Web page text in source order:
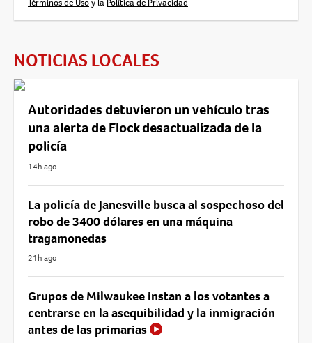
NOTICIAS LOCALES
Autoridades detuvieron un vehículo tras
una alerta de Flock desactualizada de la
policía
14h ago
La policía de Janesville busca al sospechoso del
robo de 3400 dólares en una máquina
tragamonedas
21h ago
Grupos de Milwaukee instan a los votantes a
centrarse en la asequibilidad y la inmigración
antes de las primarias